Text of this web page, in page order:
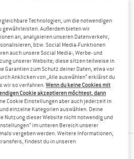
Jacket
MONS ROYALE
Diversion Merino Wind Jacket
Fahrradjacke
199,95 €ab 159,96 €
5,0(1)
FÜR DICH
Technologien, um die notwendigen
gewährleisten. Außerdem bieten wir
an, analysieren unseren Datenverkehr,
bzw. Social Media-Funktionen
auch unsere Social Media-, Werbe- und
unserer Website; diese sitzen teilweise in
Garantien zum Schutz deiner Daten, etwa vor
Anklicken von „Alle auswählen“ erklärst du
wir so verfahren.Wenn du keine Cookies mit
Cookie akzeptieren möchtest, dann
Cookie Einstellungen aber auch jederzeit in
einzelne Kategorien auswählen. Deine
Nutzung dieser Website nicht notwendig und
im unteren Bereich unserer
vergeben werden. Weitere Informationen,
findest du in unseren